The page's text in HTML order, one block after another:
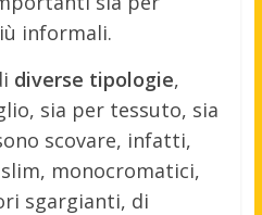
informali.
diverse tipologie,
sia per tessuto, sia
scovare, infatti,
monocromatici,
sgargianti, di